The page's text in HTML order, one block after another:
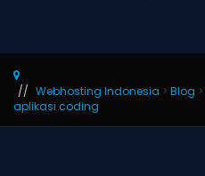
Webhosting Indonesia > Blog >
aplikasi coding